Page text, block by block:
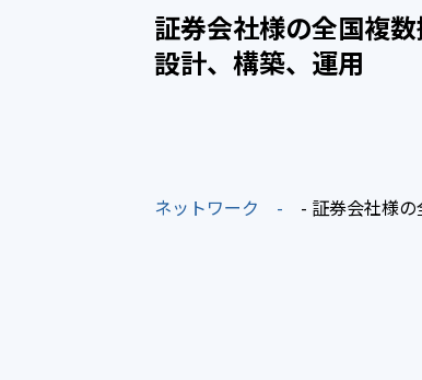
証券会社様の全国複
設計、構築、運用
ネットワーク - 証券会社様